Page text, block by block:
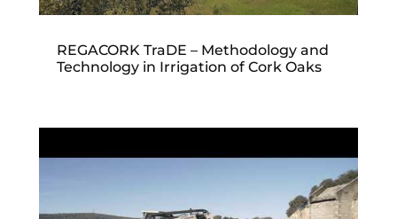
REGACORK TraDE – Methodology and
Technology in Irrigation of Cork Oaks